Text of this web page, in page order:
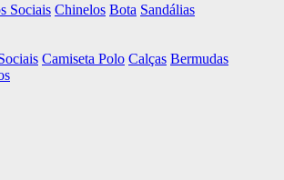
Sociais Chinelos Bota Sandálias
Camiseta Polo Calças Bermudas